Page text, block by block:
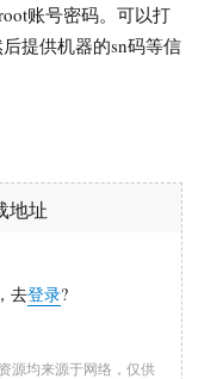
账号密码。可以打
提供机器的sn码等信
地址
去登录?
源均来源于网络，仅供